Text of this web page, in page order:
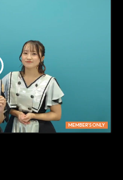
MEMBER'S ONLY